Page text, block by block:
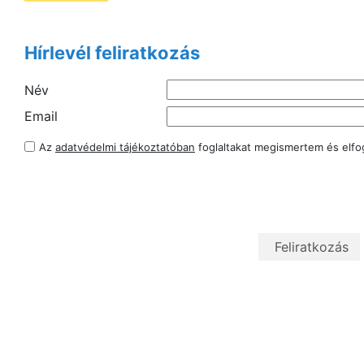
Hírlevél feliratkozás
Név
Email
Az adatvédelmi tájékoztatóban foglaltakat megismertem és